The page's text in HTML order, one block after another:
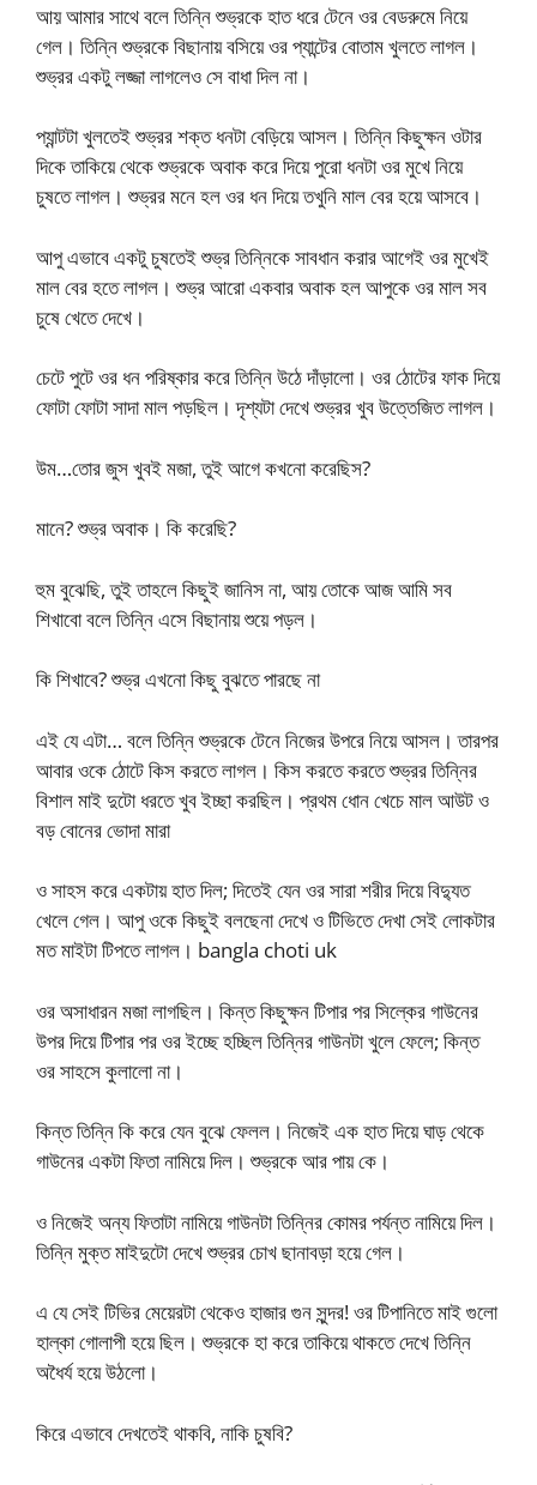
আয় আমার সাথে বলে তিন্নি শুভ্রকে হাত ধরে টেনে ওর বেডরুমে নিয়ে
গেল। তিন্নি শুভ্রকে বিছানায় বসিয়ে ওর প্যান্টের বোতাম খুলতে লাগল।
শুভ্রর একটু লজ্জা লাগলেও সে বাধা দিল না।
প্যান্টটা খুলতেই শুভ্রর শক্ত ধনটা বেড়িয়ে আসল। তিন্নি কিছুক্ষন ওটার
দিকে তাকিয়ে থেকে শুভ্রকে অবাক করে দিয়ে পুরো ধনটা ওর মুখে নিয়ে
চুষতে লাগল। শুভ্রর মনে হল ওর ধন দিয়ে তখুনি মাল বের হয়ে আসবে।
আপু এভাবে একটু চুষতেই শুভ্র তিন্নিকে সাবধান করার আগেই ওর মুখেই
মাল বের হতে লাগল। শুভ্র আরো একবার অবাক হল আপুকে ওর মাল সব
চুষে খেতে দেখে।
চেটে পুটে ওর ধন পরিষ্কার করে তিন্নি উঠে দাঁড়ালো। ওর ঠোটের ফাক দিয়ে
ফোটা ফোটা সাদা মাল পড়ছিল। দৃশ্যটা দেখে শুভ্রর খুব উত্তেজিত লাগল।
উম…তোর জুস খুবই মজা, তুই আগে কখনো করেছিস?
মানে? শুভ্র অবাক। কি করেছি?
হুম বুঝেছি, তুই তাহলে কিছুই জানিস না, আয় তোকে আজ আমি সব
শিখাবো বলে তিন্নি এসে বিছানায় শুয়ে পড়ল।
কি শিখাবে? শুভ্র এখনো কিছু বুঝতে পারছে না
এই যে এটা… বলে তিন্নি শুভ্রকে টেনে নিজের উপরে নিয়ে আসল। তারপর
আবার ওকে ঠোটে কিস করতে লাগল। কিস করতে করতে শুভ্রর তিন্নির
বিশাল মাই দুটো ধরতে খুব ইচ্ছা করছিল। প্রথম ধোন খেচে মাল আউট ও
বড় বোনের ভোদা মারা
ও সাহস করে একটায় হাত দিল; দিতেই যেন ওর সারা শরীর দিয়ে বিদ্যুত
খেলে গেল। আপু ওকে কিছুই বলছেনা দেখে ও টিভিতে দেখা সেই লোকটার
মত মাইটা টিপতে লাগল। bangla choti uk
ওর অসাধারন মজা লাগছিল। কিন্ত কিছুক্ষন টিপার পর সিল্কের গাউনের
উপর দিয়ে টিপার পর ওর ইচ্ছে হচ্ছিল তিন্নির গাউনটা খুলে ফেলে; কিন্ত
ওর সাহসে কুলালো না।
কিন্ত তিন্নি কি করে যেন বুঝে ফেলল। নিজেই এক হাত দিয়ে ঘাড় থেকে
গাউনের একটা ফিতা নামিয়ে দিল। শুভ্রকে আর পায় কে।
ও নিজেই অন্য ফিতাটা নামিয়ে গাউনটা তিন্নির কোমর পর্যন্ত নামিয়ে দিল।
তিন্নি মুক্ত মাইদুটো দেখে শুভ্রর চোখ ছানাবড়া হয়ে গেল।
এ যে সেই টিভির মেয়েরটা থেকেও হাজার গুন সুন্দর! ওর টিপানিতে মাই গুলো
হাল্কা গোলাপী হয়ে ছিল। শুভ্রকে হা করে তাকিয়ে থাকতে দেখে তিন্নি
অধৈর্য হয়ে উঠলো।
কিরে এভাবে দেখতেই থাকবি, নাকি চুষবি?